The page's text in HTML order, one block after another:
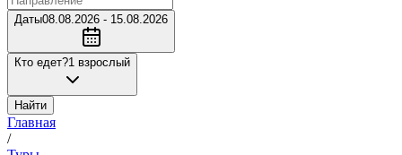
Даты08.08.2026 - 15.08.2026
Кто едет?1 взрослый
Найти
Главная
/